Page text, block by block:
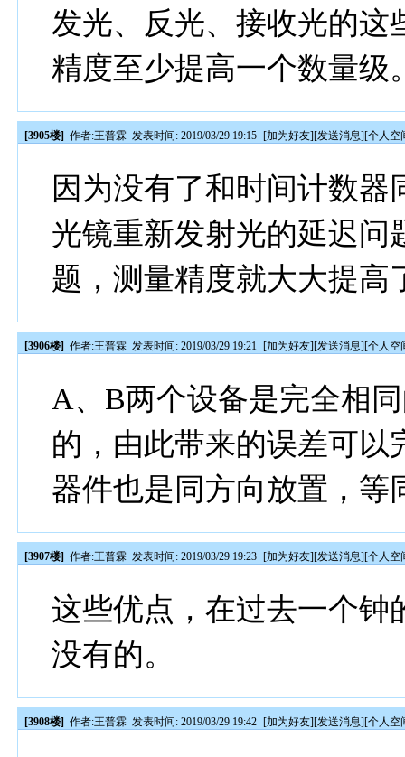
发光、反光、接收光的这
精度至少提高一个数量级
[3905楼] 作者:王普霖 发表时间: 2019/03/29 19:15 [加为好友][发送消息][个人空
因为没有了和时间计数
光镜重新发射光的延迟问
题，测量精度就大大提高
[3906楼] 作者:王普霖 发表时间: 2019/03/29 19:21 [加为好友][发送消息][个人空
A、B两个设备是完全相
的，由此带来的误差可
器件也是同方向放置，
[3907楼] 作者:王普霖 发表时间: 2019/03/29 19:23 [加为好友][发送消息][个人空
这些优点，在过去一个钟
没有的。
[3908楼] 作者:王普霖 发表时间: 2019/03/29 19:42 [加为好友][发送消息][个人空